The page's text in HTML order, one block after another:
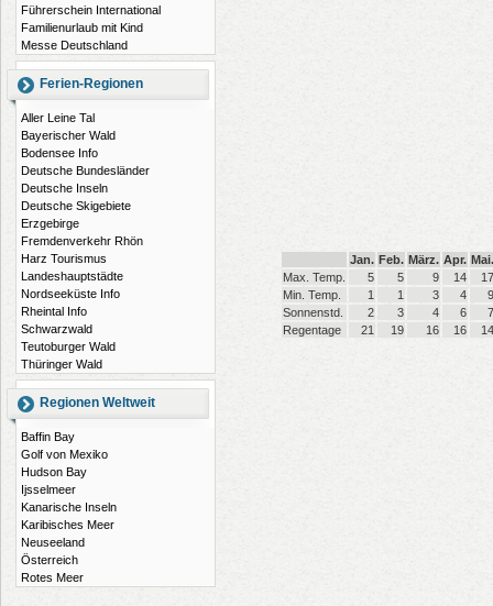
Führerschein International
Familienurlaub mit Kind
Messe Deutschland
Ferien-Regionen
Aller Leine Tal
Bayerischer Wald
Bodensee Info
Deutsche Bundesländer
Deutsche Inseln
Deutsche Skigebiete
Erzgebirge
Fremdenverkehr Rhön
Harz Tourismus
Landeshauptstädte
Nordseeküste Info
Rheintal Info
Schwarzwald
Teutoburger Wald
Thüringer Wald
Regionen Weltweit
Baffin Bay
Golf von Mexiko
Hudson Bay
Ijsselmeer
Kanarische Inseln
Karibisches Meer
Neuseeland
Österreich
Rotes Meer
Jan. Feb. März. Apr. Mai.
Max. Temp.
5 5 9 14
17
Min. Temp.
1 1 3 4
9
Sonnenstd.
2 3 4 6
7
Regentage
21 19 16 16 14